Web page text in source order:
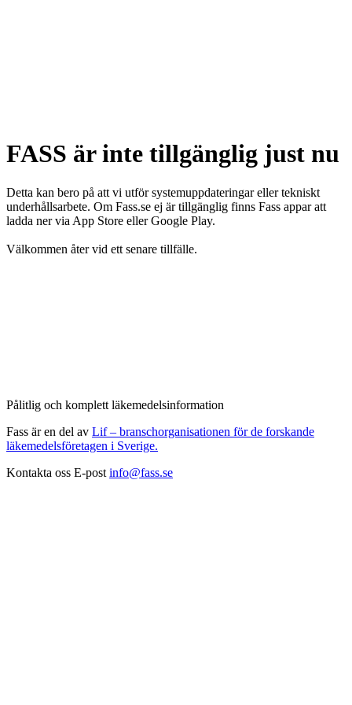
FASS är inte tillgänglig just nu
Detta kan bero på att vi utför systemuppdateringar eller tekniskt
underhållsarbete. Om Fass.se ej är tillgänglig finns Fass appar att
ladda ner via App Store eller Google Play.
Välkommen åter vid ett senare tillfälle.
Pålitlig och komplett läkemedelsinformation
Fass är en del av Lif – branschorganisationen för de forskande
läkemedelsföretagen i Sverige.
Kontakta oss E-post info@fass.se